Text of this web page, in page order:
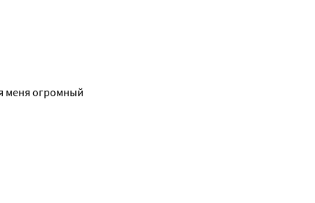
меня огромный